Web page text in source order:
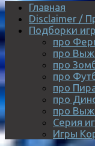
Главная
Disclaimer /
Подборки игр
про
про
про
про
про
про
про
Серия
Игры